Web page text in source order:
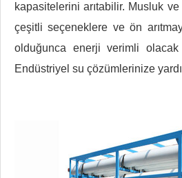
kapasitelerini arıtabilir. Musluk
çeşitli seçeneklere ve ön
olduğunca enerji verimli olacak
Endüstriyel su çözümlerinize